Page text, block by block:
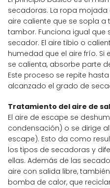
secadoras. La ropa
aire caliente que se sopla a
tambor. Funciona igual que
secador. El aire tibio o
humedad que el aire frío. Si
se calienta, absorbe parte
Este proceso se repite
alcanzado el grado de
Tratamiento del aire de
El aire de escape se
condensación) o se dirige
escape). Esto da como
los tipos de secadoras y
ellas. Además de las
aire con salida libre,
bomba de calor, que